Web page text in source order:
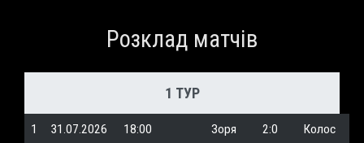
Розклад матчів
1 ТУР
1 31.07.2026 18:00 Зоря 2:0 Колос